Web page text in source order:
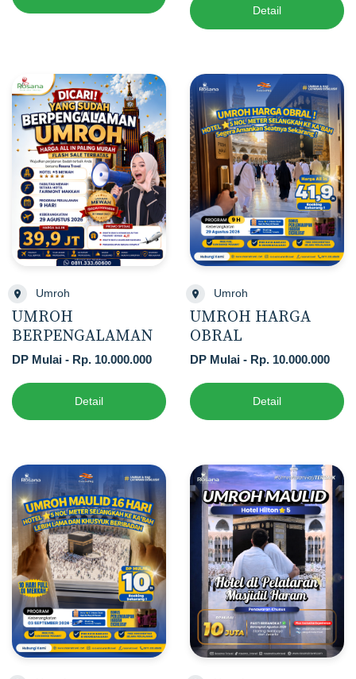
Detail
Umroh
UMROH
BERPENGALAMAN
DP Mulai - Rp. 10.000.000
Detail
Umroh
UMROH HARGA
OBRAL
DP Mulai - Rp. 10.000.000
Detail